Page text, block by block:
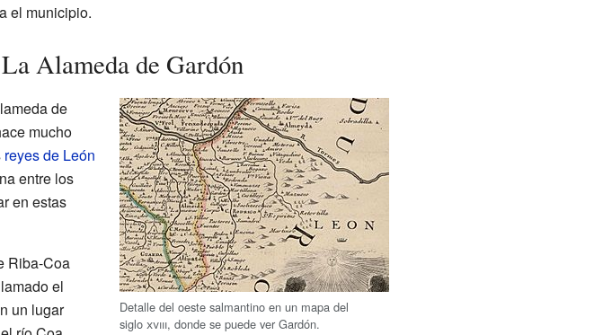
el municipio.
Alameda de Gardón
Detalle del oeste salmantino en un mapa del
sigloxviii, donde se puede ver Gardón.
de
mucho
reyes de León
entre los
en estas
Riba-Coa
el
un lugar